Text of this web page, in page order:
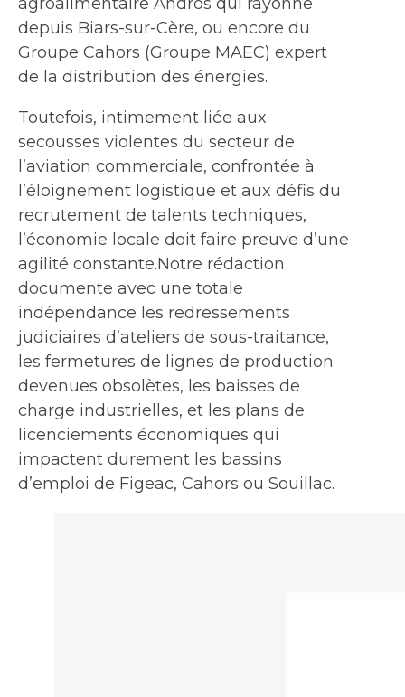
depuis Biars-sur-Cère, ou encore du
Groupe Cahors (Groupe MAEC) expert
de la distribution des énergies.
Toutefois, intimement liée aux
secousses violentes du secteur de
l’aviation commerciale, confrontée à
l’éloignement logistique et aux défis du
recrutement de talents techniques,
l’économie locale doit faire preuve d’une
agilité constante.Notre rédaction
documente avec une totale
indépendance les redressements
judiciaires d’ateliers de sous-traitance,
les fermetures de lignes de production
devenues obsolètes, les baisses de
charge industrielles, et les plans de
licenciements économiques qui
impactent durement les bassins
d’emploi de Figeac, Cahors ou Souillac.